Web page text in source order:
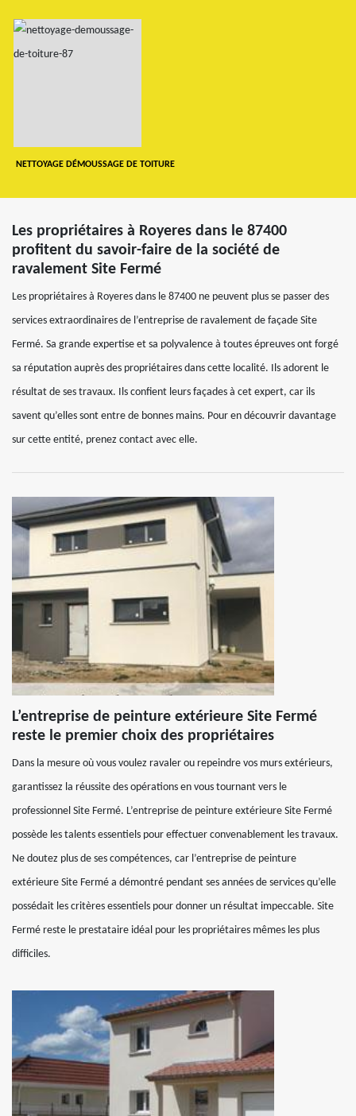
NETTOYAGE DÉMOUSSAGE DE TOITURE
Les propriétaires à Royeres dans le 87400
profitent du savoir-faire de la société de
ravalement Site Fermé
Les propriétaires à Royeres dans le 87400 ne peuvent plus se passer des
services extraordinaires de l’entreprise de ravalement de façade Site
Fermé. Sa grande expertise et sa polyvalence à toutes épreuves ont forgé
sa réputation auprès des propriétaires dans cette localité. Ils adorent le
résultat de ses travaux. Ils confient leurs façades à cet expert, car ils
savent qu’elles sont entre de bonnes mains. Pour en découvrir davantage
sur cette entité, prenez contact avec elle.
L’entreprise de peinture extérieure Site Fermé
reste le premier choix des propriétaires
Dans la mesure où vous voulez ravaler ou repeindre vos murs extérieurs,
garantissez la réussite des opérations en vous tournant vers le
professionnel Site Fermé. L’entreprise de peinture extérieure Site Fermé
possède les talents essentiels pour effectuer convenablement les travaux.
Ne doutez plus de ses compétences, car l’entreprise de peinture
extérieure Site Fermé a démontré pendant ses années de services qu’elle
possédait les critères essentiels pour donner un résultat impeccable. Site
Fermé reste le prestataire idéal pour les propriétaires mêmes les plus
difficiles.